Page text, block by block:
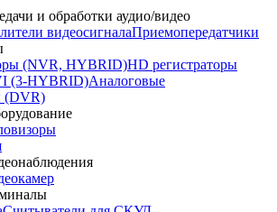
и обработки аудио/видео
видеосигналаПриемопередатчики
(NVR, HYBRID)HD регистраторы
(3-HYBRID)Аналоговые
(DVR)